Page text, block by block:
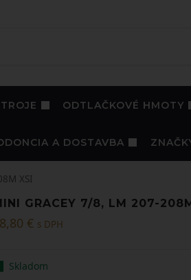
ODTLAČKOVÉ HMOTY
A DOSTAVBA
XSI
GRACEY 7/8, LM 207-
€ s DPH
Skladom